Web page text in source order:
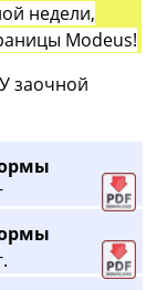
недели,
Modeus!
заочной